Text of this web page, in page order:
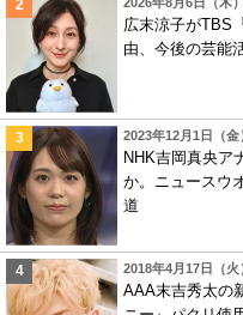
広末涼子がTBS
由、今後の芸能
2023年12月1日（
NHK吉岡真央ア
か。ニュースウ
道
2018年4月17日（火
AAA末吉秀太の